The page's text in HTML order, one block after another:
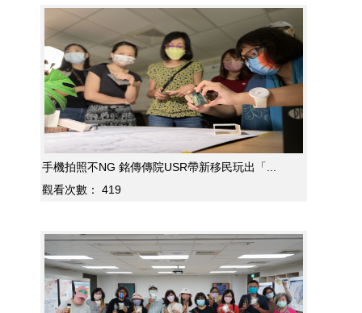
手機拍照不NG 銘傳傳院USR帶新移民玩出「...
觀看次數：
419